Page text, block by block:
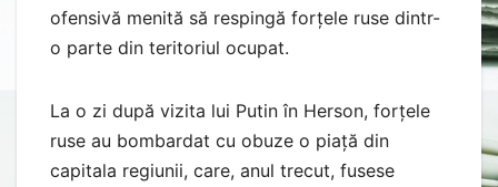
ofensivă menită să respingă forțele ruse dintr-
o parte din teritoriul ocupat.
La o zi după vizita lui Putin în Herson, forțele
ruse au bombardat cu obuze o piață din
capitala regiunii, care, anul trecut, fusese